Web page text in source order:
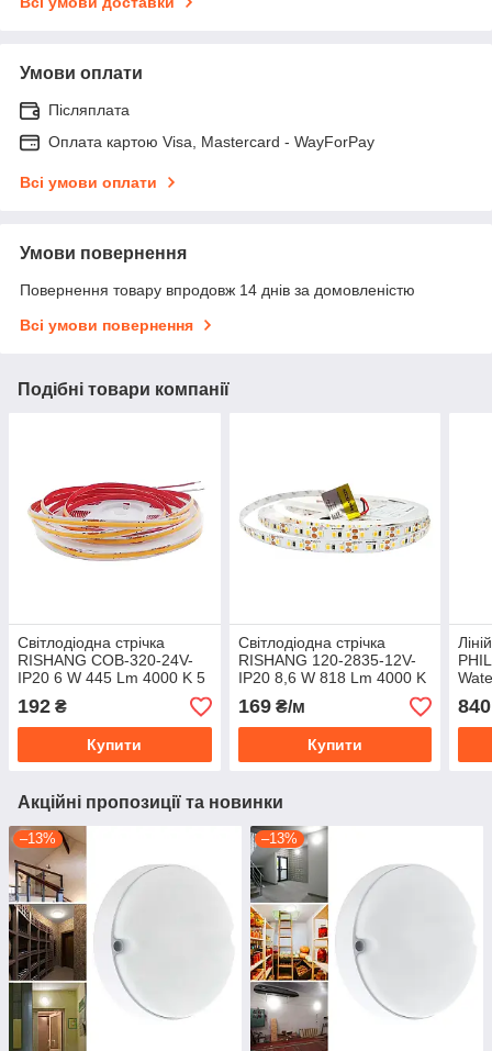
Умови оплати
Післяплата
Оплата картою Visa, Mastercard - WayForPay
Всі умови оплати
Умови повернення
Повернення товару впродовж 14 днів за домовленістю
Всі умови повернення
Подібні товари компанії
Світлодіодна стрічка
RISHANG COB-320-24V-
IP20 6 W 445 Lm 4000 K 5
м (RM0501EC-A-NW)
192 ₴
Купити
Світлодіодна стрічка
RISHANG 120-2835-12V-
IP20 8,6 W 818 Lm 4000 K
5 м (RN08C0TA-B-NW)
169₴/м
Купити
IP65
840
Акційні пропозиції та новинки
–13% –13%